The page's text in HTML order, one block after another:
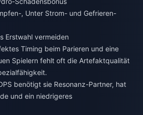
, Unter Strom- und Gefrieren-
Erstwahl vermeiden
Timing beim Parieren und eine
Spielern fehlt oft die Artefaktqualität
benötigt sie Resonanz-Partner, hat
und ein niedrigeres